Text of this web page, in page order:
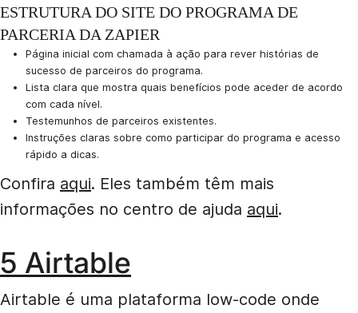
ESTRUTURA DO SITE DO PROGRAMA DE
PARCERIA DA ZAPIER
Página inicial com chamada à ação para rever histórias de
sucesso de parceiros do programa.
Lista clara que mostra quais benefícios pode aceder de acordo
com cada nível.
Testemunhos de parceiros existentes.
Instruções claras sobre como participar do programa e acesso
rápido a dicas.
Confira aqui. Eles também têm mais
informações no centro de ajuda aqui.
5 Airtable
Airtable é uma plataforma low-code onde